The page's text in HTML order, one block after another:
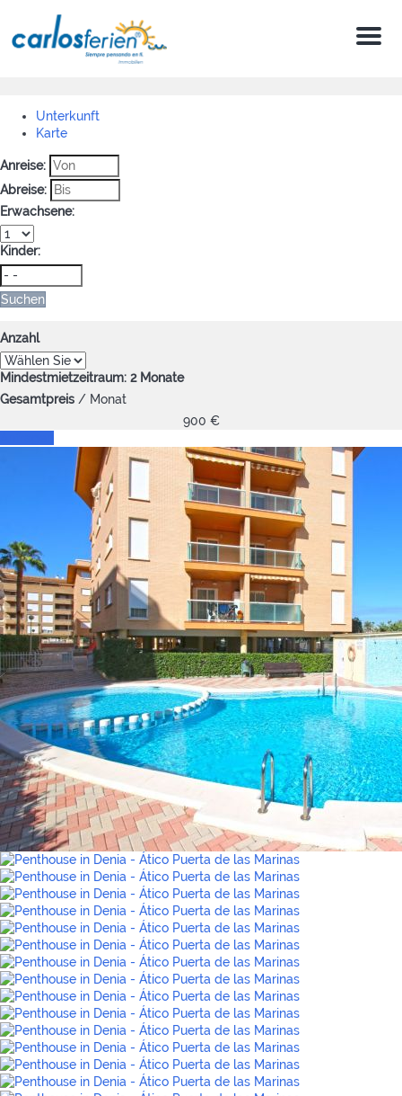
Menu
Unterkunft
Karte
Anreise:
Abreise:
Erwachsene:
Kinder:
Suchen
Anzahl
Mindestmietzeitraum: 2 Monate
Gesamtpreis / Monat
900 €